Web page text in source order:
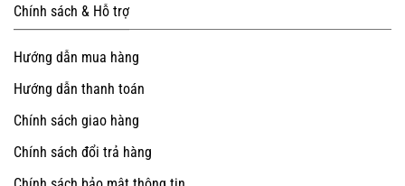
Chính sách & Hỗ trợ
Hướng dẫn mua hàng
Hướng dẫn thanh toán
Chính sách giao hàng
Chính sách đổi trả hàng